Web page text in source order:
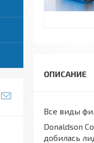
Все виды
Donaldson
добилась